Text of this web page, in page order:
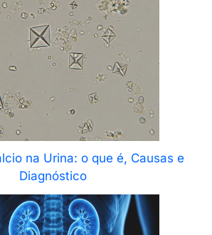
na Urina: o que é, Causas e
Diagnóstico